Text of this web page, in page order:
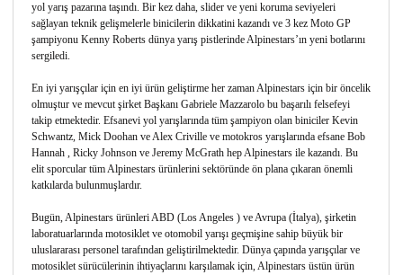
yol yarış pazarına taşındı. Bir kez daha, slider ve yeni koruma seviyeleri
sağlayan teknik gelişmelerle binicilerin dikkatini kazandı ve 3 kez Moto GP
şampiyonu Kenny Roberts dünya yarış pistlerinde Alpinestars’ın yeni botlarını
sergiledi.
En iyi yarışçılar için en iyi ürün geliştirme her zaman Alpinestars için bir öncelik
olmuştur ve mevcut şirket Başkanı Gabriele Mazzarolo bu başarılı felsefeyi
takip etmektedir. Efsanevi yol yarışlarında tüm şampiyon olan biniciler Kevin
Schwantz, Mick Doohan ve Alex Criville ve motokros yarışlarında efsane Bob
Hannah , Ricky Johnson ve Jeremy McGrath hep Alpinestars ile kazandı. Bu
elit sporcular tüm Alpinestars ürünlerini sektöründe ön plana çıkaran önemli
katkılarda bulunmuşlardır.
Bugün, Alpinestars ürünleri ABD (Los Angeles ) ve Avrupa (İtalya), şirketin
laboratuarlarında motosiklet ve otomobil yarışı geçmişine sahip büyük bir
uluslararası personel tarafından geliştirilmektedir. Dünya çapında yarışçılar ve
motosiklet sürücülerinin ihtiyaçlarını karşılamak için, Alpinestars üstün ürün